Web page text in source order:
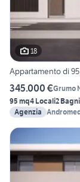
18
Appartamento di
345.000 €Grumo
95 mq4 Locali2 Bagni
Agenzia